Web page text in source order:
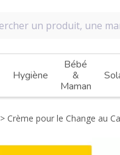
Hygiène
Bébé
&
Maman
Crème pour le Change au